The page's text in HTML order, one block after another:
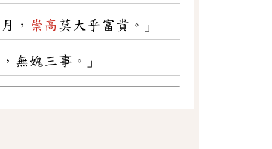
， 崇高 莫大乎富貴。」
，無媿三事。」